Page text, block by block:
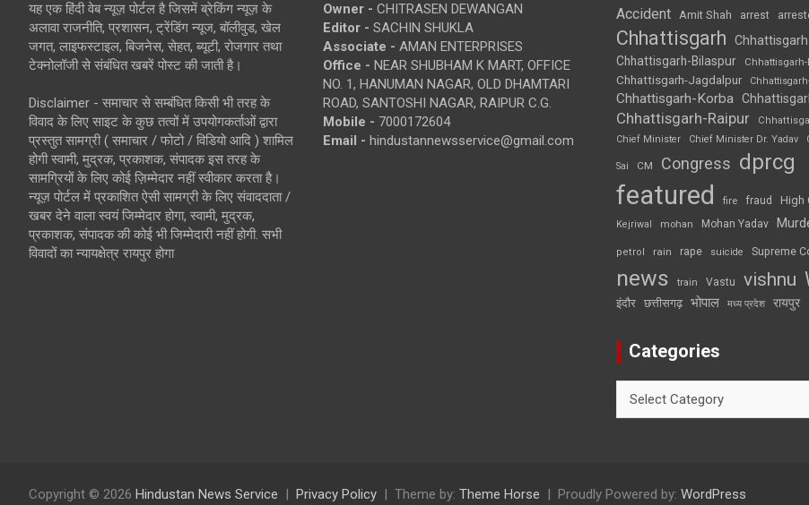
यह एक हिंदी वेब न्यूज़ पोर्टल है जिसमें ब्रेकिंग न्यूज़ के
अलावा राजनीति, प्रशासन, ट्रेंडिंग न्यूज, बॉलीवुड, खेल
जगत, लाइफस्टाइल, बिजनेस, सेहत, ब्यूटी, रोजगार तथा
टेक्नोलॉजी से संबंधित खबरें पोस्ट की जाती है।
Disclaimer - समाचार से सम्बंधित किसी भी तरह के
विवाद के लिए साइट के कुछ तत्वों में उपयोगकर्ताओं द्वारा
प्रस्तुत सामग्री ( समाचार / फोटो / विडियो आदि ) शामिल
होगी स्वामी, मुद्रक, प्रकाशक, संपादक इस तरह के
सामग्रियों के लिए कोई ज़िम्मेदार नहीं स्वीकार करता है।
न्यूज़ पोर्टल में प्रकाशित ऐसी सामग्री के लिए संवाददाता /
खबर देने वाला स्वयं जिम्मेदार होगा, स्वामी, मुद्रक,
प्रकाशक, संपादक की कोई भी जिम्मेदारी नहीं होगी. सभी
विवादों का न्यायक्षेत्र रायपुर होगा
Owner - CHITRASEN DEWANGAN
Editor - SACHIN SHUKLA
Associate - AMAN ENTERPRISES
Office - NEAR SHUBHAM K MART, OFFICE
NO. 1, HANUMAN NAGAR, OLD DHAMTARI
ROAD, SANTOSHI NAGAR, RAIPUR C.G.
Mobile - 7000172604
Email - hindustannewsservice@gmail.com
Accident Amit Shah arrest
Chhattisgarh
Chhattisgarh-Bilaspur
Chhattisgarh-Jagdalpur
Chhattisgarh-Korba
Chhattisgarh-Raipur
Chief Minister
Chief Minister Dr. Yadav
Sai CM Congress dprcg
featured fire fraud High
Kejriwal mohan Mohan Yadav
petrol rain rape suicide Supreme
news
train Vastu vishnu
इंदौर छत्तीसगढ़ भोपाल मध्य प्रदेश रायपुर
Categories
Copyright © 2026 Hindustan News Service Privacy Policy Theme by: Theme Horse Proudly Powered by: WordPress